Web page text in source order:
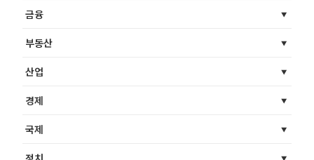
금융
부동산
산업
경제
국제